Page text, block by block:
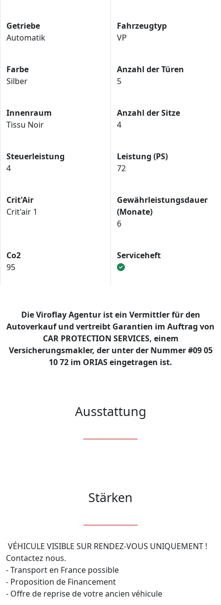
Getriebe
Automatik
Fahrzeugtyp
VP
Farbe
Silber
Anzahl der Türen
5
Innenraum
Tissu Noir
Anzahl der Sitze
4
Steuerleistung
4
Leistung (PS)
72
Crit'Air
Crit'air 1
Gewährleistungsdauer
(Monate)
6
Co2
95
Serviceheft
Die Viroflay Agentur ist ein Vermittler für den
Autoverkauf und vertreibt Garantien im Auftrag von
CAR PROTECTION SERVICES, einem
Versicherungsmakler, der unter der Nummer #09 05
10 72 im ORIAS eingetragen ist.
Ausstattung
Stärken
Contactez nous.
- Transport en France possible
- Proposition de Financement
- Offre de reprise de votre ancien véhicule